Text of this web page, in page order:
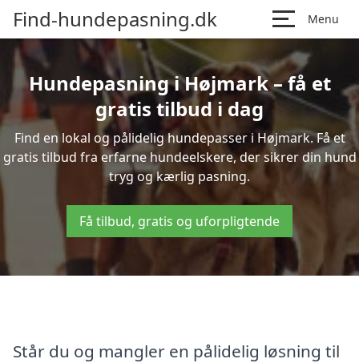
Find-hundepasning.dk Menu
Hundepasning i Højmark – få et
gratis tilbud i dag
Find en lokal og pålidelig hundepasser i Højmark. Få et
gratis tilbud fra erfarne hundeelskere, der sikrer din hund
tryg og kærlig pasning.
Få tilbud, gratis og uforpligtende
Står du og mangler en pålidelig løsning til